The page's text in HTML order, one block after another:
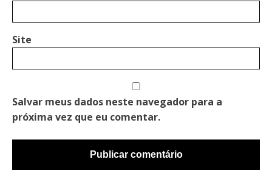
Site
Salvar meus dados neste navegador para a
próxima vez que eu comentar.